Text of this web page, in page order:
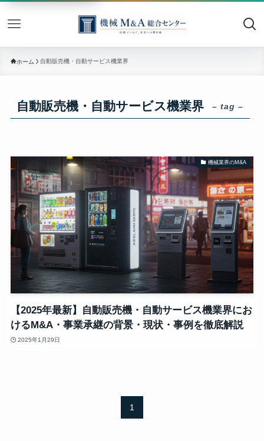
機械
ホーム 自動販売機・自動サービス機業界
自動販売機・自動サービス機業界 – tag –
機械業界のM&A
【2025年最新】自動販売機・自動サービス機業界にお
けるM&A・事業承継の背景・現状・事例を徹底解説
2025年1月29日
1